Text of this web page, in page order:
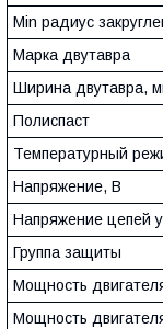
Min радиус
Марка двутавра
Ширина двутавра,
Полиспаст
Температурный
Напряжение, В
Напряжение цепей
Группа защиты
Мощность
Мощность